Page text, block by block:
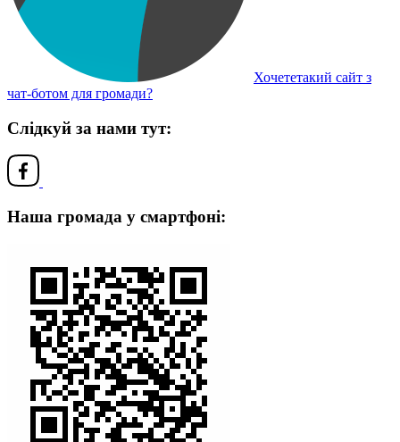
Хочететакий сайт з
чат-ботом для громади?
Слідкуй за нами тут:
Наша громада у смартфоні: